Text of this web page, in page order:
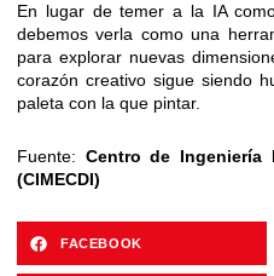
En lugar de temer a la IA
debemos verla como una
para explorar nuevas
corazón creativo sigue siendo
paleta con la que pintar.
Fuente: Centro de Ingeniería
(CIMECDI)
FACEBOOK